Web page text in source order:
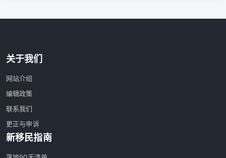
关于我们
网站介绍
编辑政策
联系我们
更正与申诉
新移民指南